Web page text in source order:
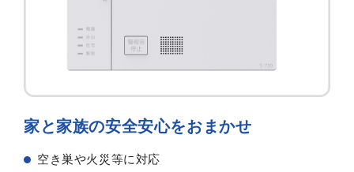
家と家族の安全安心をおまかせ
空き巣や火災等に対応